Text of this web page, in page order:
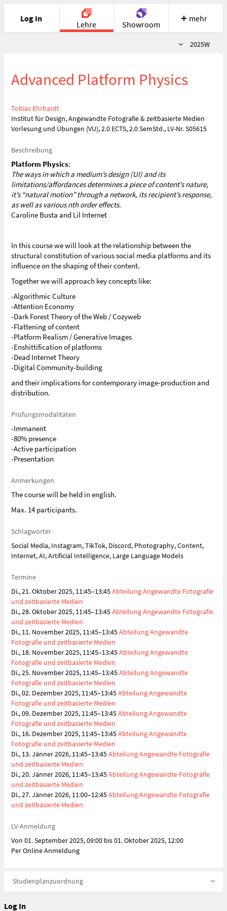
Log In
Lehre Showroom
Meet Recherche
mehr
Semester
2025W
Advanced Platform Physics
Tobias Ehrhardt
Institut für Design, Angewandte Fotografie & zeitbasierte Medien
Vorlesung und Übungen (VU), 2.0 ECTS, 2.0 SemStd., LV-Nr. S05615
Beschreibung
Platform Physics:
The ways in which a medium’s design (UI) and its
limitations/affordances determines a piece of content’s nature,
it’s “natural motion” through a network, its recipient’s response,
as well as various nth order effects.
Caroline Busta and Lil Internet
In this course we will look at the relationship between the
structural constitution of various social media platforms and its
influence on the shaping of their content.
Together we will approach key concepts like:
-Algorithmic Culture
-Attention Economy
-Dark Forest Theory of the Web / Cozyweb
-Flattening of content
-Platform Realism / Generative Images
-Enshittification of platforms
-Dead Internet Theory
-Digital Community-building
and their implications for contemporary image-production and
distribution.
Prüfungsmodalitäten
-Immanent
-80% presence
-Active participation
-Presentation
Anmerkungen
The course will be held in english.
Max. 14 participants.
Schlagwörter
Social Media, Instagram, TikTok, Discord, Photography, Content,
Internet, AI, Artificial Intelligence, Large Language Models
Termine
Di., 21. Oktober 2025, 11:45–13:45Abteilung Angewandte Fotografie
und zeitbasierte Medien
Di., 28. Oktober 2025, 11:45–13:45Abteilung Angewandte Fotografie
und zeitbasierte Medien
Di., 11. November 2025, 11:45–13:45Abteilung Angewandte
Fotografie und zeitbasierte Medien
Di., 18. November 2025, 11:45–13:45Abteilung Angewandte
Fotografie und zeitbasierte Medien
Di., 25. November 2025, 11:45–13:45Abteilung Angewandte
Fotografie und zeitbasierte Medien
Di., 02. Dezember 2025, 11:45–13:45Abteilung Angewandte
Fotografie und zeitbasierte Medien
Di., 09. Dezember 2025, 11:45–13:45Abteilung Angewandte
Fotografie und zeitbasierte Medien
Di., 16. Dezember 2025, 11:45–13:45Abteilung Angewandte
Fotografie und zeitbasierte Medien
Di., 13. Jänner 2026, 11:45–13:45Abteilung Angewandte Fotografie
und zeitbasierte Medien
Di., 20. Jänner 2026, 11:45–13:45Abteilung Angewandte Fotografie
und zeitbasierte Medien
Di., 27. Jänner 2026, 11:00–12:45Abteilung Angewandte Fotografie
und zeitbasierte Medien
LV-Anmeldung
Von 01. September 2025, 09:00 bis 01. Oktober 2025, 12:00
Per Online Anmeldung
Studienplanzuordnung
Log In